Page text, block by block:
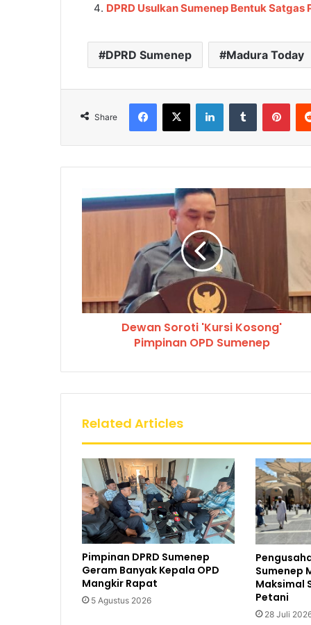
DPRD Usulkan Sumenep Bentuk Satgas
DPRD Sumenep Madura Today
Share
Dewan Soroti 'Kursi Kosong'
Pimpinan OPD Sumenep
Related Articles
Pimpinan DPRD Sumenep
Geram Banyak Kepala OPD
Mangkir Rapat
5 Agustus 2026
Sumenep
Maksimal
Petani
28 Juli